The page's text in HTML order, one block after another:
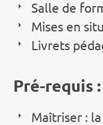
Salle de
Mises en
Livrets
Pré-requis :
Maîtriser :